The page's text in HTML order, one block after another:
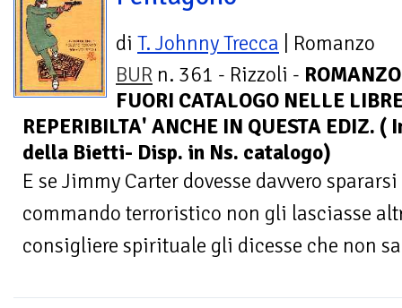
di T. Johnny Trecca | Romanzo
BUR n. 361 - Rizzoli - ROMANZO
FUORI CATALOGO NELLE
REPERIBILTA' ANCHE IN QUESTA EDIZ.
della Bietti- Disp. in Ns. catalogo)
E se Jimmy Carter dovesse davvero
commando terroristico non gli lasciasse
consigliere spirituale gli dicesse che non